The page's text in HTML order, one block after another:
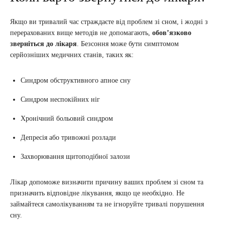
Якщо ви тривалий час страждаєте від проблем зі сном, і жодні з
перерахованих вище методів не допомагають, обов’язково
зверніться до лікаря . Безсоння може бути симптомом
серйозніших медичних станів, таких як:
Синдром обструктивного апное сну
Синдром неспокійних ніг
Хронічний больовий синдром
Депресія або тривожні розлади
Захворювання щитоподібної залози
Лікар допоможе визначити причину ваших проблем зі сном та
призначить відповідне лікування, якщо це необхідно. Не
займайтеся самолікуванням та не ігноруйте тривалі порушення
сну.